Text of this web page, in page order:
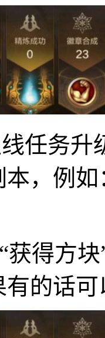
任务升
，例
获得方
的话